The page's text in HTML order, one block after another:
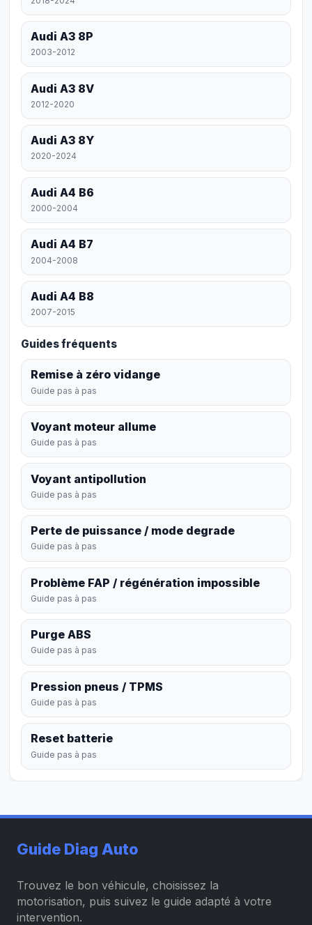
Audi A3 8P
2003-2012
Audi A3 8V
2012-2020
Audi A3 8Y
2020-2024
Audi A4 B6
2000-2004
Audi A4 B7
2004-2008
Audi A4 B8
2007-2015
Guides fréquents
Remise à zéro vidange
Guide pas à pas
Voyant moteur allume
Guide pas à pas
Voyant antipollution
Guide pas à pas
Perte de puissance / mode degrade
Guide pas à pas
Problème FAP / régénération impossible
Guide pas à pas
Purge ABS
Guide pas à pas
Pression pneus / TPMS
Guide pas à pas
Reset batterie
Guide pas à pas
Guide Diag Auto
Trouvez le bon véhicule, choisissez la
motorisation, puis suivez le guide adapté à votre
intervention.